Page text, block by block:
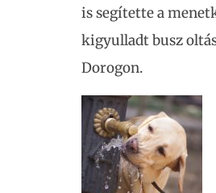
is segítette a
kigyulladt busz
Dorogon.